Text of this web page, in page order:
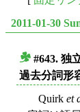
2011-01-30
#643. 独
過去分詞形
Quirk et